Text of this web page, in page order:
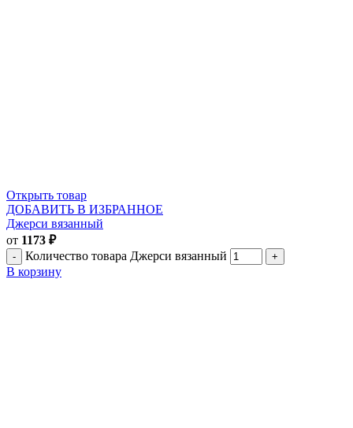
Открыть товар
ДОБАВИТЬ В ИЗБРАННОЕ
Джерси вязанный
от 1173 ₽
Количество товара Джерси вязанный
В корзину